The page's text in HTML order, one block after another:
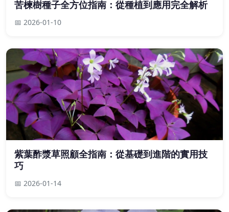
苦楝樹種子全方位指南：從種植到應用完全解析
📅 2026-01-10
紫葉酢漿草照顧全指南：從基礎到進階的實用技
巧
📅 2026-01-14